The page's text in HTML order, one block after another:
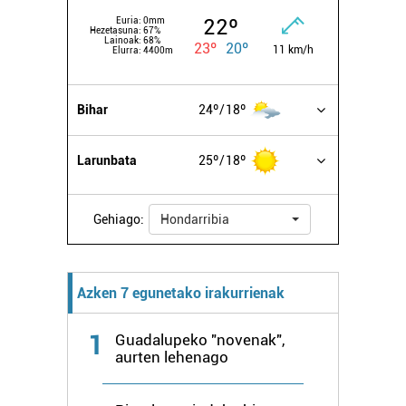
Euria: 0mm
Hezetasuna: 67%
Lainoak: 68%
Elurra: 4400m
22º
23º 20º 11 km/h
Bihar 24º 18º
Larunbata 25º 18º
Gehiago: Hondarribia
Azken 7 egunetako irakurrienak
1
Guadalupeko "novenak",
aurten lehenago